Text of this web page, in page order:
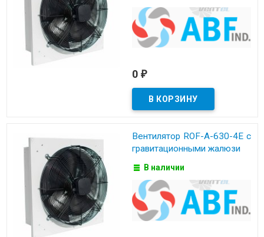
0 ₽
Вентилятор ROF-A-630-4E с
гравитационными жалюзи
В наличии